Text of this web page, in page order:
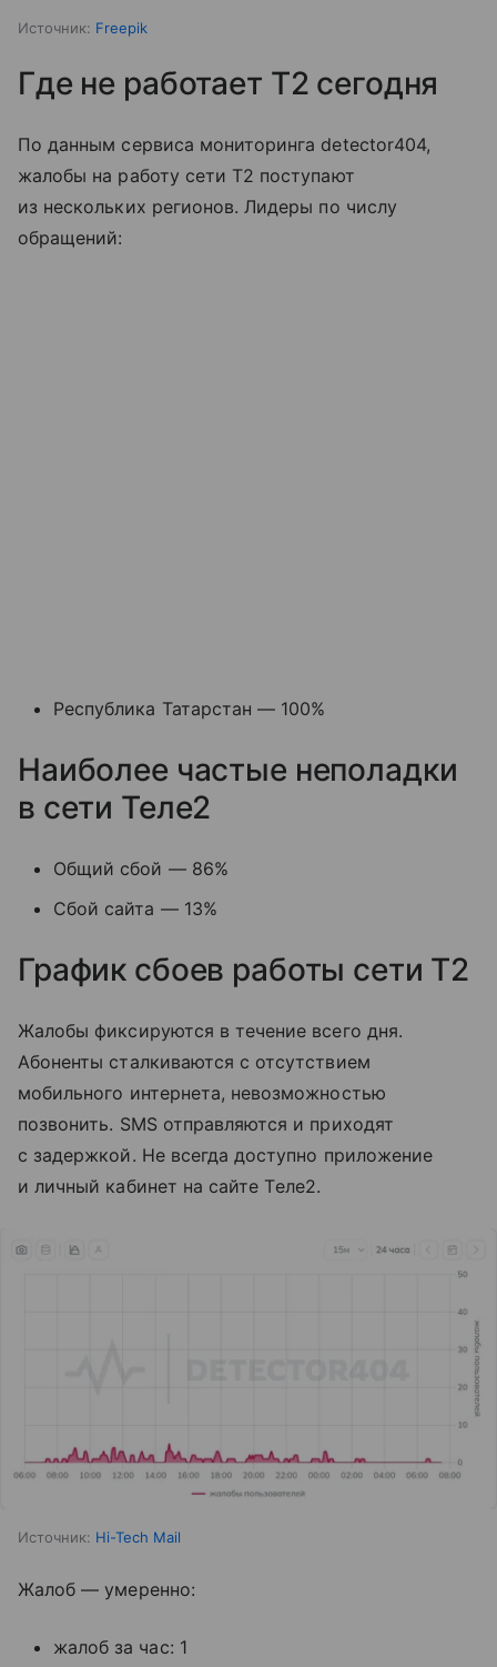
Источник: Freepik
Где не работает T2 сегодня
По данным сервиса мониторинга detector404,
жалобы на работу сети T2 поступают
из нескольких регионов. Лидеры по числу
обращений:
Республика Татарстан — 100%
Наиболее частые неполадки
в сети Теле2
Общий сбой — 86%
Сбой сайта — 13%
График сбоев работы сети T2
Жалобы фиксируются в течение всего дня.
Абоненты сталкиваются с отсутствием
мобильного интернета, невозможностью
позвонить. SMS отправляются и приходят
с задержкой. Не всегда доступно приложение
и личный кабинет на сайте Tеле2.
Источник: Hi-Tech Mail
Жалоб — умеренно:
жалоб за час: 1